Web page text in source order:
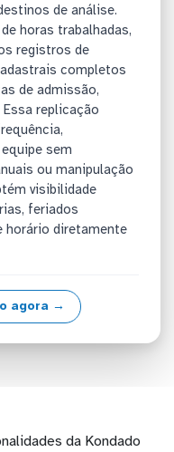
de análise.
horas trabalhadas,
registros de
completos
de admissão,
replicação
sem
ou manipulação
visibilidade
feriados
horário diretamente
agora →
da Kondado